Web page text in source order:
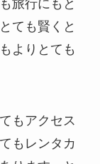
旅行にもと
ても賢くと
よりとても
もアクセス
もレンタカ